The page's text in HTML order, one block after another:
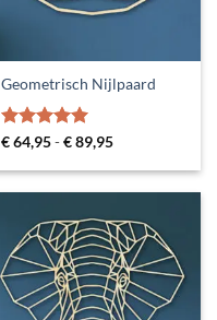
Geometrisch Nijlpaard
Gewaardeerd
€64,95-€89,95Prijsklasse:
tot